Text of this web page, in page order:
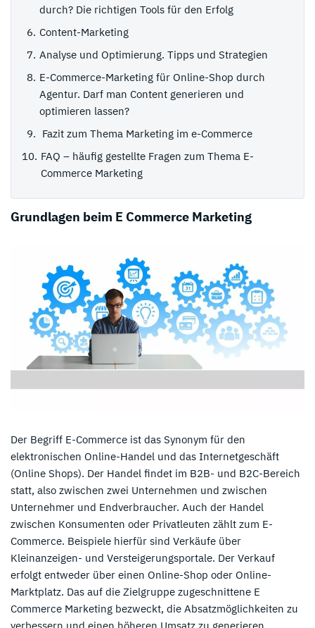
durch? Die richtigen Tools für den Erfolg
Content-Marketing
Analyse und Optimierung. Tipps und Strategien
E-Commerce-Marketing für Online-Shop durch
Agentur. Darf man Content generieren und
optimieren lassen?
Fazit zum Thema Marketing im e-Commerce
FAQ – häufig gestellte Fragen zum Thema E-
Commerce Marketing
Grundlagen beim E Commerce Marketing
Der Begriff E-Commerce ist das Synonym für den
elektronischen Online-Handel und das Internetgeschäft
(Online Shops). Der Handel findet im B2B- und B2C-Bereich
statt, also zwischen zwei Unternehmen und zwischen
Unternehmer und Endverbraucher. Auch der Handel
zwischen Konsumenten oder Privatleuten zählt zum E-
Commerce. Beispiele hierfür sind Verkäufe über
Kleinanzeigen- und Versteigerungsportale. Der Verkauf
erfolgt entweder über einen Online-Shop oder Online-
Marktplatz. Das auf die Zielgruppe zugeschnittene E
Commerce Marketing bezweckt, die Absatzmöglichkeiten zu
verbessern und einen höheren Umsatz zu generieren.